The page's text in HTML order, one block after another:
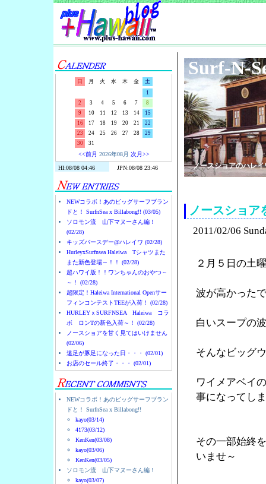
日 月 火 水 木 金
土
1
2
3 4 5 6 7
8
9
10 11 12 13 14
15
16
17 18 19 20 21
22
23
24 25 26 27 28
29
30
31
<<前月 2026年08月 次月>>
NEWコラボ！あのビッグサーフブラン
ドと！ SurfnSea x Billabong!! (03/05)
ソロモン流 山下マヌーさん編！
(02/28)
キッズバースデー@ハレイワ (02/28)
HurleyxSurfnsea Haleiwa Tシャツまた
また新色登場～！！ (02/28)
超ハワイ版！！ワンちゃんのおやつ～
～！ (02/28)
超限定！Haleiwa International Openサー
フィンコンテストTEEが入荷！ (02/28)
HURLEYｘSURFNSEA Haleiwa コラ
ボ ロンTの新色入荷～！ (02/28)
ノースショアを甘く見てはいけません
(02/06)
遠足が豚足になった日・・・ (02/01)
お店のセール終了・・・ (02/01)
NEWコラボ！あのビッグサーフブラン
ドと！ SurfnSea x Billabong!!
kayo(03/14)
4173(03/12)
KenKen(03/08)
kayo(03/06)
KenKen(03/05)
ソロモン流 山下マヌーさん編！
kayo(03/07)
Surf-N-
ノースショアのハレ
ノースショア
2011/02/06
２月５日の土
波が高かった
白いスープの
そんなビッグ
ワイメアベイ
事になってし
その一部始終
いませ～